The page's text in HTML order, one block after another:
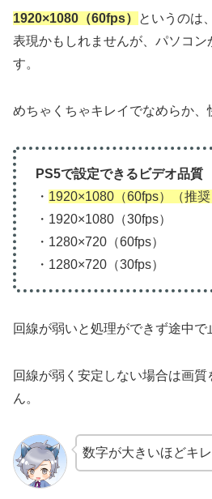
1920×1080（60fps）
というのは
表現かもしれませんが、パソコ
す。
めちゃくちゃキレイでなめらか、
PS5で設定できるビデオ品質
・ 1920×1080（60fps）（推奨
・1920×1080（30fps）
・1280×720（60fps）
・1280×720（30fps）
回線が弱いと処理ができず途中で
回線が弱く安定しない場合は画
ん。
数字が大きいほどキレ